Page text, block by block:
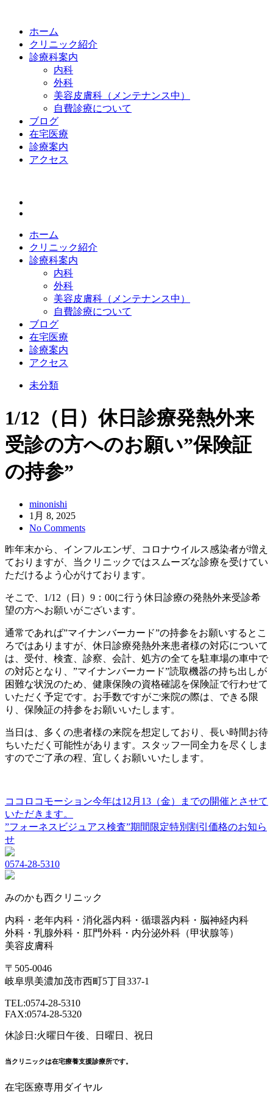
ホーム
クリニック紹介
診療科案内
内科
外科
美容皮膚科（メンテナンス中）
自費診療について
ブログ
在宅医療
診療案内
アクセス
ホーム
クリニック紹介
診療科案内
内科
外科
美容皮膚科（メンテナンス中）
自費診療について
ブログ
在宅医療
診療案内
アクセス
未分類
1/12（日）休日診療発熱外来
受診の方へのお願い”保険証
の持参”
minonishi
1月 8, 2025
No Comments
昨年末から、インフルエンザ、コロナウイルス感染者が増え
ておりますが、当クリニックではスムーズな診療を受けてい
ただけるよう心がけております。
そこで、1/12（日）9：00に行う休日診療の発熱外来受診希
望の方へお願いがございます。
通常であれば”マイナンバーカード”の持参をお願いするとこ
ろではありますが、休日診療発熱外来患者様の対応について
は、受付、検査、診察、会計、処方の全てを駐車場の車中で
の対応となり、”マイナンバーカード”読取機器の持ち出しが
困難な状況のため、健康保険の資格確認を保険証で行わせて
いただく予定です。お手数ですがご来院の際は、できる限
り、保険証の持参をお願いいたします。
当日は、多くの患者様の来院を想定しており、長い時間お待
ちいただく可能性があります。スタッフ一同全力を尽くしま
すのでご了承の程、宜しくお願いいたします。
ココロコモーション今年は12月13（金）までの開催とさせて
いただきます。
”フォーネスビジュアス検査”期間限定特別割引価格のお知ら
せ
0574-28-5310
みのかも西クリニック
内科・老年内科・消化器内科・循環器内科・脳神経内科
外科・乳腺外科・肛門外科・内分泌外科（甲状腺等）
美容皮膚科
〒505-0046
岐阜県美濃加茂市西町5丁目337-1
TEL:0574-28-5310
FAX:0574-28-5320
休診日:火曜日午後、日曜日、祝日
当クリニックは在宅療養支援診療所です。
在宅医療専用ダイヤル